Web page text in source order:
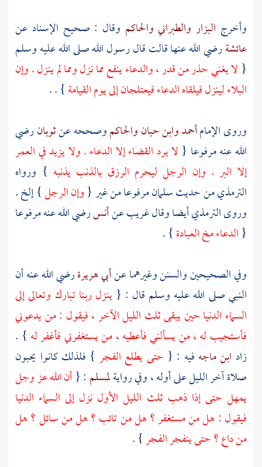
وأخرج البزار والطبراني والحاكم وقال : صحيح الإسناد عن
عائشةرضي الله عنها قالت قال رسول الله صلى الله عليه وسلم
{ لا يغني حذر من قدر ، والدعاء ينفع مما نزل ومما لم ينزل . وإن
البلاء لينزل فيلقاه الدعاء فيعتلجان إلى يوم القيامة} . .
وروى الإمامأحمدوابن حبانوالحاكموصححه عنثوبانرضي
الله عنه مرفوعا { لا يرد القضاء إلا الدعاء . ولا يزيد في العمر
إلا البر . وإن الرجل ليحرم الرزق بالذنب يذنبه } ورواه
الترمذيمن حديثسلمانمرفوعا من غير {وإن الرجل} إلخ .
وروىالترمذيأيضا وقال غريب عنأنسرضي الله عنه مرفوعا
{الدعاء مخ العبادة} .
وفي الصحيحين والسنن وغيرهما عنأبي هريرةرضي الله عنه أن
النبي صلى الله عليه وسلم قال : {ينزل ربنا تبارك وتعالى إلى
السماء الدنيا حين يبقى ثلث الليل الآخر ، فيقول : من يدعوني
فأستجيب له ، من يسألني فأعطيه ، من يستغفرني فأغفر له } .
زاد ابن ماجه فيه : { حتى يطلع الفجر } فلذلك كانوا يحبون
صلاة آخر الليل على أوله ، وفي روايةلمسلم : {أن الله عز وجل
يمهل حتى إذا ذهب ثلث الليل الأول نزل إلى السماء الدنيا
فيقول : هل من مستغفر ؟ هل من تائب ؟ هل من سائل ؟ هل
من داع ؟ حتى ينفجر الفجر} .